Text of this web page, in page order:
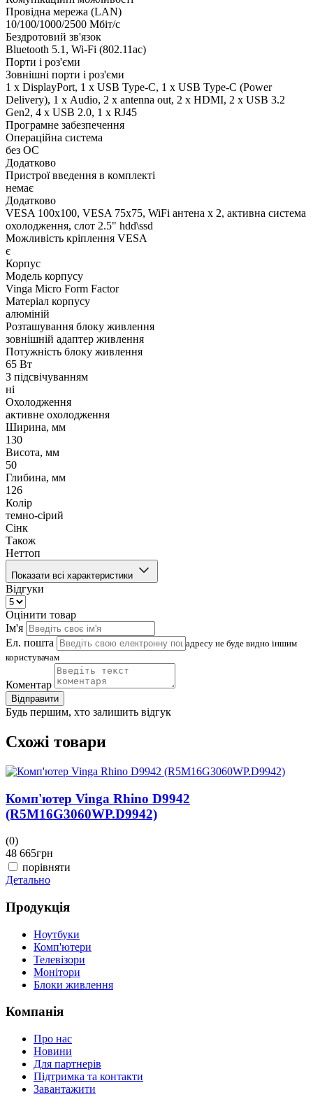
Провідна мережа (LAN)
10/100/1000/2500 Мбіт/с
Бездротовий зв'язок
Bluetooth 5.1, Wi-Fi (802.11ac)
Порти і роз'єми
Зовнішні порти і роз'єми
1 x DisplayPort, 1 x USB Type-C, 1 x USB Type-C (Power
Delivery), 1 х Audio, 2 x antenna out, 2 x HDMI, 2 x USB 3.2
Gen2, 4 x USB 2.0, 1 x RJ45
Програмне забезпечення
Операційна система
без ОС
Додатково
Пристрої введення в комплекті
немає
Додатково
VESA 100x100, VESA 75x75, WiFi антена х 2, активна система
охолодження, слот 2.5" hdd\ssd
Можливість кріплення VESA
є
Корпус
Модель корпусу
Vinga Micro Form Factor
Матеріал корпусу
алюміній
Розташування блоку живлення
зовнішній адаптер живлення
Потужність блоку живлення
65 Вт
З підсвічуванням
ні
Охолодження
активне охолодження
Ширина, мм
130
Висота, мм
50
Глибина, мм
126
Колір
темно-сірий
Сінк
Також
Неттоп
Показати всі характеристики
Відгуки
Оцінити товар
Ім'я
Ел. пошта
адресу не буде видно іншим
користувачам
Коментар
Відправити
Будь першим, хто залишить відгук
Схожі товари
Комп'ютер Vinga Rhino D9942
(R5M16G3060WP.D9942)
(0)
48 665грн
порівняти
Детально
Продукція
Ноутбуки
Комп'ютери
Телевізори
Монітори
Блоки живлення
Компанія
Про нас
Новини
Для партнерів
Підтримка та контакти
Завантажити